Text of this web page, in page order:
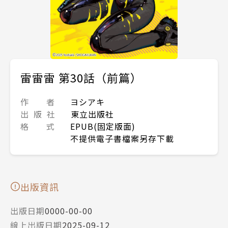
雷雷雷 第30話（前篇）
作 者
ヨシアキ
出 版 社
東立出版社
格 式
EPUB(固定版面)
不提供電子書檔案另存下載
出版資訊
出版日期0000-00-00
線上出版日期2025-09-12